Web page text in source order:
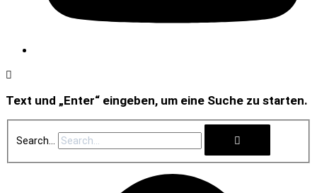
Text und „Enter“ eingeben, um eine Suche zu starten.
Search...